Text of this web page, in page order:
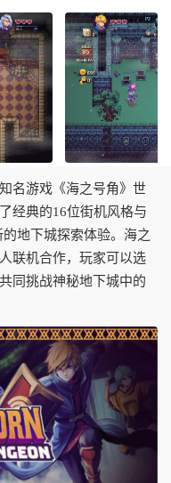
名游戏《海之号角》世
经典的16位街机风格与
地下城探索体验。海之
联机合作，玩家可以选
同挑战神秘地下城中的